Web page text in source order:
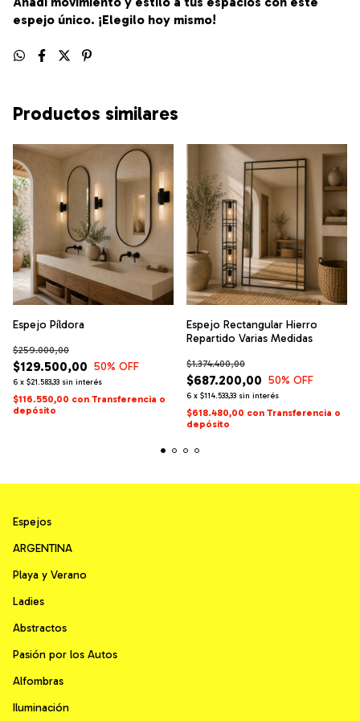
espejo único. ¡Elegilo hoy mismo!
Productos similares
Espejo Píldora
$129.500,00
$259.000,00
50% OFF
6 x $21.583,33 sin interés
$116.550,00 con Transferencia o
depósito
Espejo Rectangular Hierro
Repartido Varias Medidas
$687.200,00
$1.374.400,00
50% OFF
6 x $114.533,33 sin interés
$618.480,00 con Transferencia o
depósito
Espejos
ARGENTINA
Playa y Verano
Ladies
Abstractos
Pasión por los Autos
Alfombras
Iluminación